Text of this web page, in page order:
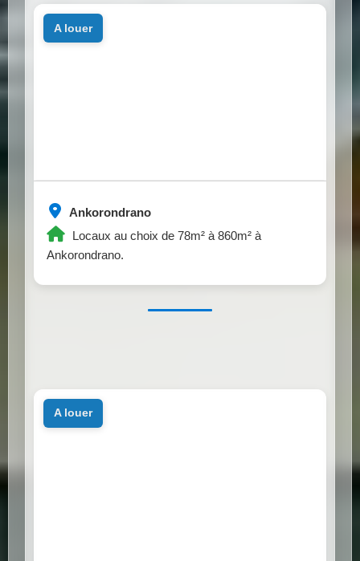
Ankorondrano
Locaux au choix de 78m² à 860m² à
Ankorondrano.
a louer
a louer